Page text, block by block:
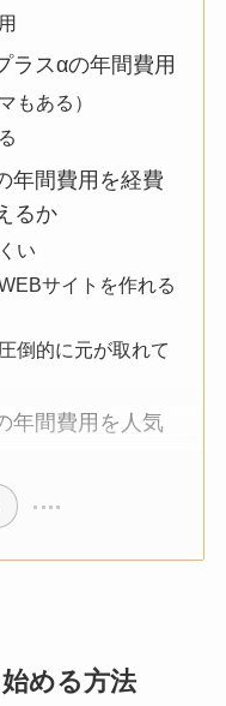
ラスαの年間費用
もある）
年間費用を経費
るか
い
サイトを作れる
倒的に元が取れて
年間費用を人気
める方法